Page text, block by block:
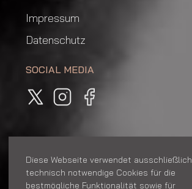
Diese Webseite verwendet ausschließlich
technisch notwendige Cookies für die
bestmögliche Funktionalität sowie für
Impressum
Datenschutz
SOCIAL MEDIA